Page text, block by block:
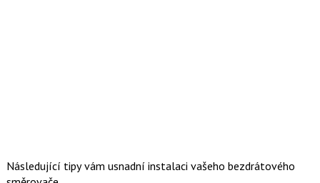
Následující tipy vám usnadní instalaci vašeho bezdrátového